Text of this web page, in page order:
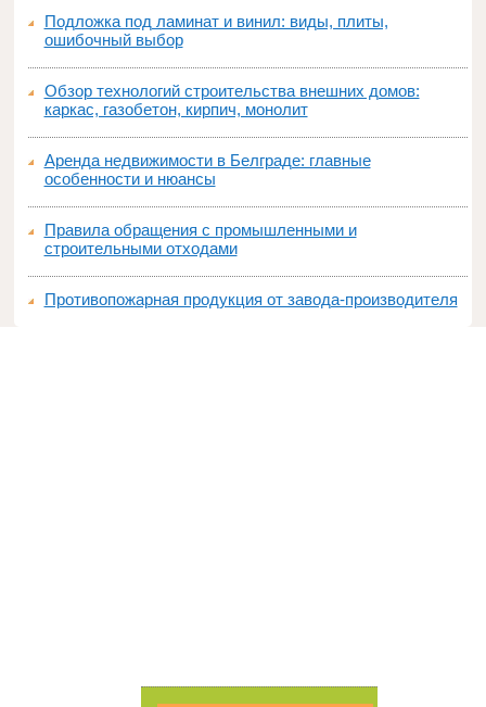
Подложка под ламинат и винил: виды, плиты,
ошибочный выбор
Обзор технологий строительства внешних домов:
каркас, газобетон, кирпич, монолит
Аренда недвижимости в Белграде: главные
особенности и нюансы
Правила обращения с промышленными и
строительными отходами
Противопожарная продукция от завода-производителя